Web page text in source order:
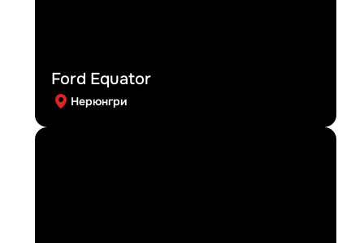
Ford Equator
Нерюнгри